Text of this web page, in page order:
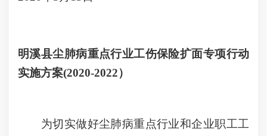
明溪县尘肺病重点行业工伤保险扩面专项行动
实施方案(2020-2022）
为切实做好尘肺病重点行业和企业职工工